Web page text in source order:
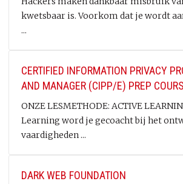
kwetsbaar is. Voorkom dat je wordt
...
CERTIFIED INFORMATION PRIVACY
AND MANAGER (CIPP/E) PREP
ONZE LESMETHODE: ACTIVE
Learning word je gecoacht bij het
vaardigheden ...
DARK WEB FOUNDATION